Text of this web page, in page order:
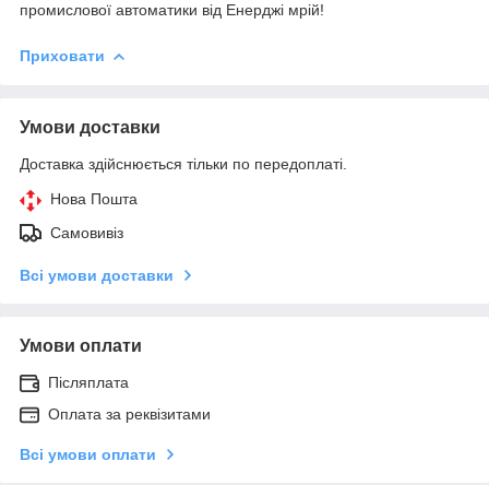
промислової автоматики від Енерджі мрій!
Приховати
Умови доставки
Доставка здійснюється тільки по передоплаті.
Нова Пошта
Самовивіз
Всі умови доставки
Умови оплати
Післяплата
Оплата за реквізитами
Всі умови оплати